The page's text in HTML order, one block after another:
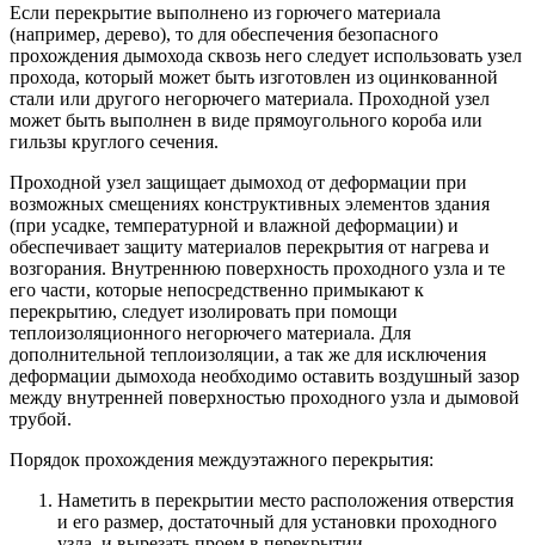
Если перекрытие выполнено из горючего материала
(например, дерево), то для обеспечения безопасного
прохождения дымохода сквозь него следует использовать узел
прохода, который может быть изготовлен из оцинкованной
стали или другого негорючего материала. Проходной узел
может быть выполнен в виде прямоугольного короба или
гильзы круглого сечения.
Проходной узел защищает дымоход от деформации при
возможных смещениях конструктивных элементов здания
(при усадке, температурной и влажной деформации) и
обеспечивает защиту материалов перекрытия от нагрева и
возгорания. Внутреннюю поверхность проходного узла и те
его части, которые непосредственно примыкают к
перекрытию, следует изолировать при помощи
теплоизоляционного негорючего материала. Для
дополнительной теплоизоляции, а так же для исключения
деформации дымохода необходимо оставить воздушный зазор
между внутренней поверхностью проходного узла и дымовой
трубой.
Порядок прохождения междуэтажного перекрытия:
Наметить в перекрытии место расположения отверстия
и его размер, достаточный для установки проходного